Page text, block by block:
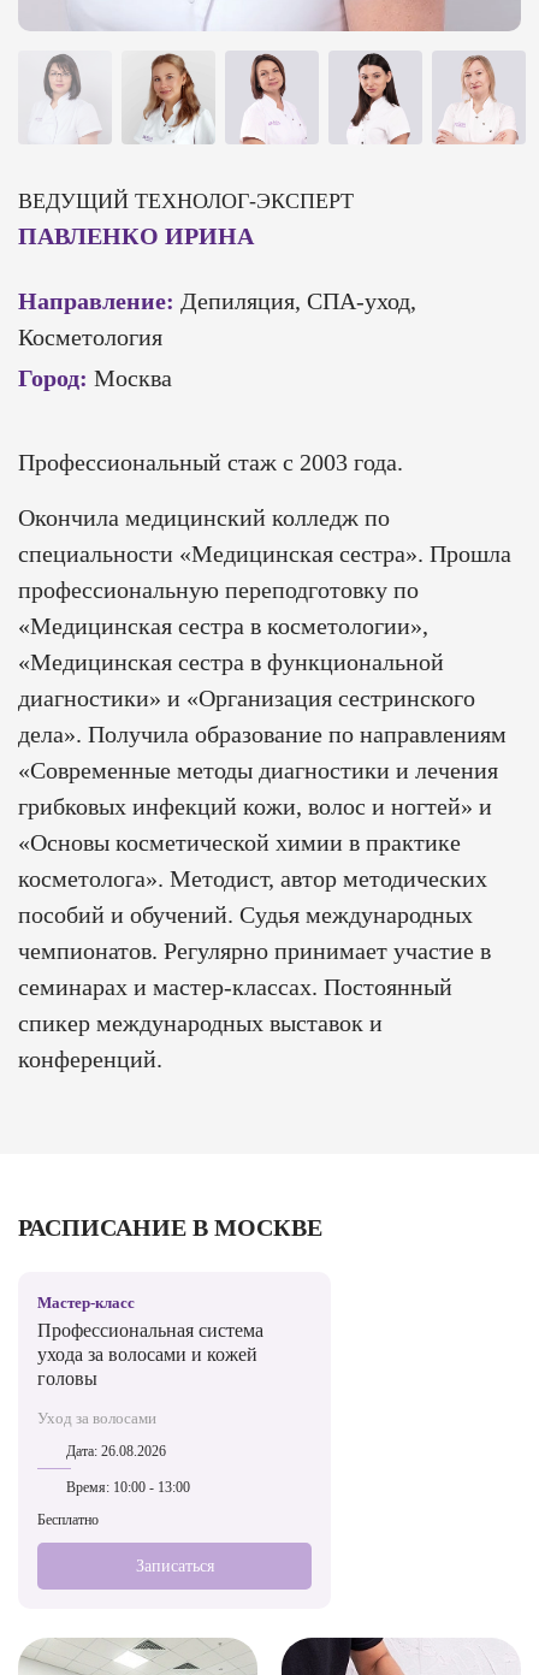
ВЕДУЩИЙ ТЕХНОЛОГ-ЭКСПЕРТ
ПАВЛЕНКО ИРИНА
Направление: Депиляция, СПА-уход,
Косметология
Город: Москва
Профессиональный стаж с 2003 года.
Окончила медицинский колледж по
специальности «Медицинская сестра». Прошла
профессиональную переподготовку по
«Медицинская сестра в косметологии»,
«Медицинская сестра в функциональной
диагностики» и «Организация сестринского
дела». Получила образование по направлениям
«Современные методы диагностики и лечения
грибковых инфекций кожи, волос и ногтей» и
«Основы косметической химии в практике
косметолога». Методист, автор методических
пособий и обучений. Судья международных
чемпионатов. Регулярно принимает участие в
семинарах и мастер-классах. Постоянный
спикер международных выставок и
конференций.
РАСПИСАНИЕ В МОСКВЕ
Мастер-класс
Профессиональная система
ухода за волосами и кожей
головы
Уход за волосами
Дата: 26.08.2026
Время: 10:00 - 13:00
Бесплатно
Записаться